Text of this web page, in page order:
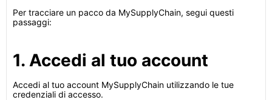
Per tracciare un pacco da MySupplyChain, segui questi
passaggi:
1. Accedi al tuo account
Accedi al tuo account MySupplyChain utilizzando le tue
credenziali di accesso.